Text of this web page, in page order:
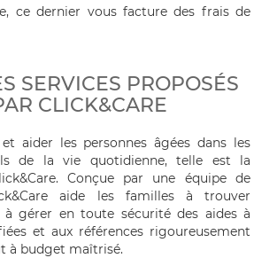
ce dernier vous facture des frais de
SERVICES PROPOSÉS
CLICK&CARE
aider les personnes âgées dans les
de la vie quotidienne, telle est la
Conçue par une équipe de
aide les familles à trouver
gérer en toute sécurité des aides à
et aux références rigoureusement
à budget maîtrisé.